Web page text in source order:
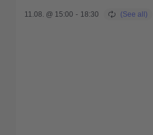
11.08. @ 15:00 - 18:30